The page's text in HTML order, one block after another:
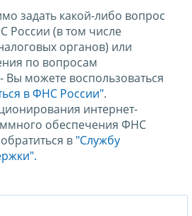
задать какой-либо вопрос
России (в том числе
органов) или
по вопросам
Вы можете воспользоваться
в ФНС России".
интернет-
обеспечения ФНС
в "Службу